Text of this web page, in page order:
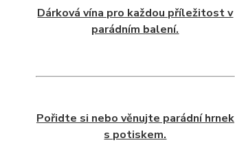
Dárková vína pro každou příležitost v
parádním balení.
Pořidte si nebo věnujte parádní hrnek
s potiskem.